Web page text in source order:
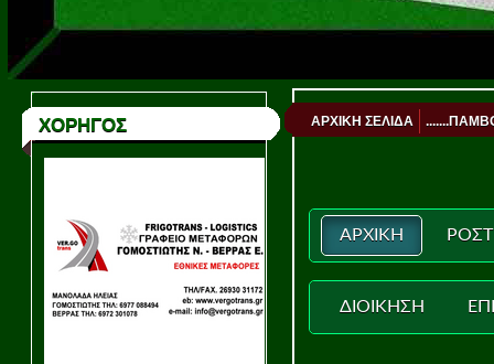
ΧΟΡΗΓΟΣ ΑΡΧΙΚΗ ΣΕΛΙΔΑ
ΑΡΧΙΚΗ
ΔΙΟΙΚΗΣΗ